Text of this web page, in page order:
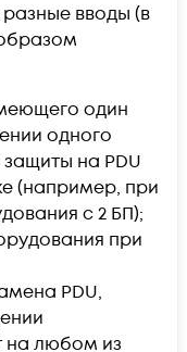
разные вводы (в
один
одного
на PDU
(например, при
с 2 БП);
при
PDU,
на любом из